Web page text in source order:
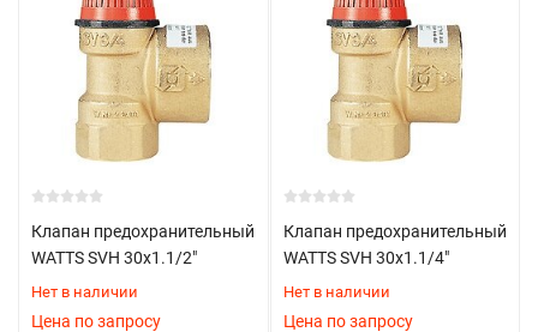
Наличие маркировки с параметрами
Соблюдение сроков поверки
Запрет на внесение изменений в конструкцию
клапан для системы отопления, учитывая все ваши пожелания
Для консультации и заказа звоните
оставляйте заявку на сайте.
Клапан предохранительный
WATTS SVH 30х1.1/2"
Нет в наличии
Цена по запросу
Клапан предохранительный
WATTS SVH 30х1.1/4"
Нет в наличии
Цена по запросу